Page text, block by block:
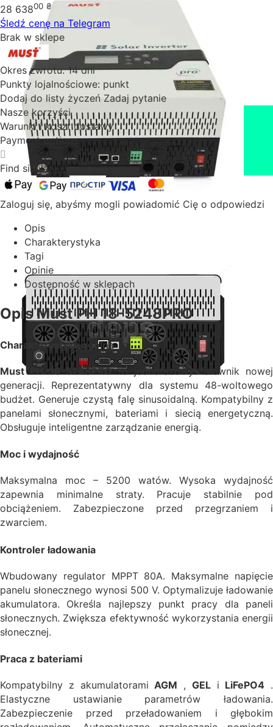
28 63800 ₴
Śledź cenę na Telegram
Brak w sklepe
Okres zwrotu: 14 dni
Punkty lojalnościowe: punkt
Dodaj do listy życzeń Zadaj pytanie
Nasze korzyści
Warunki i koszt dostawy
Payment options
Find similar
Zaloguj się, abyśmy mogli powiadomić Cię o odpowiedzi
Opis
Charakterystyka
Tagi
Opinie
Dostępność w sklepach
Opis Must PH 18-5248PRO
Charakterystyka ogólna
Must PH 18-5248PROto jednofazowy falownik nowej
generacji. Reprezentatywny dla systemu 48-woltowego
budżet. Generuje czystą falę sinusoidalną. Kompatybilny z
panelami słonecznymi, bateriami i siecią energetyczną.
Obsługuje inteligentne zarządzanie energią.
Moc i wydajność
Maksymalna moc – 5200 watów. Wysoka wydajność
zapewnia minimalne straty. Pracuje stabilnie pod
obciążeniem. Zabezpieczone przed przegrzaniem i
zwarciem.
Kontroler ładowania
Wbudowany regulator MPPT 80A. Maksymalne napięcie
panelu słonecznego wynosi 500 V. Optymalizuje ładowanie
akumulatora. Określa najlepszy punkt pracy dla paneli
słonecznych. Zwiększa efektywność wykorzystania energii
słonecznej.
Praca z bateriami
Kompatybilny z akumulatoramiAGM , GELi LiFePO4 .
Elastyczne ustawianie parametrów ładowania.
Zabezpieczenie przed przeładowaniem i głębokim